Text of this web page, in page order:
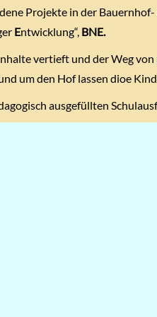
Projekte in der
Entwicklung“, BNE.
vertieft und der Weg
um den Hof lassen dioe
ausgefüllten